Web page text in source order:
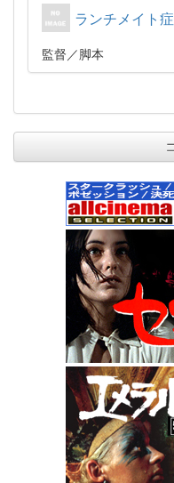
ランチメイト
監督 脚本